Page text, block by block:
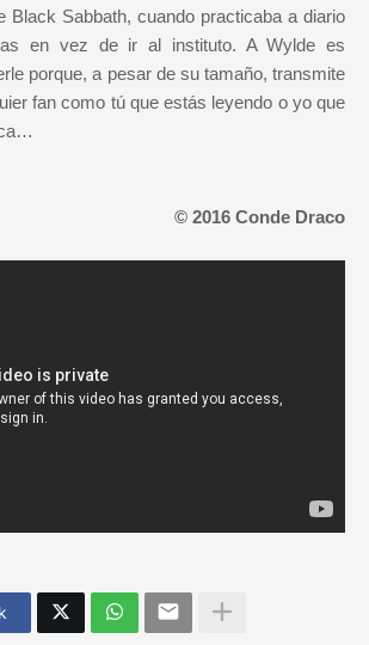
Black Sabbath, cuando practicaba a diario
en vez de ir al instituto. A Wylde es
porque, a pesar de su tamaño, transmite
fan como tú que estás leyendo o yo que
© 2016 Conde Draco